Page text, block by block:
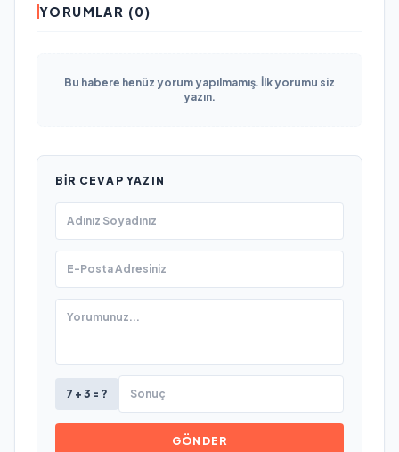
YORUMLAR (0)
Bu habere henüz yorum yapılmamış. İlk yorumu siz
yazın.
BIR CEVAP YAZIN
7 + 3 = ?
GÖNDER